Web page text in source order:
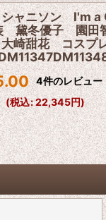
ャニソン I'm a
黛冬優子 園田
崎甜花 コスプ
4件のレビュー
(税込:22,345円)